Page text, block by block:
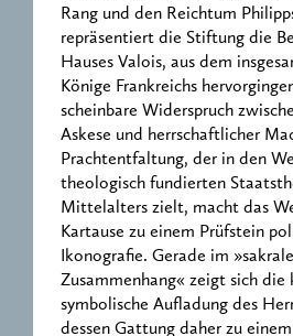
Rang und den Reichtum
repräsentiert die Stiftung die
Hauses Valois, aus dem
Könige Frankreichs
scheinbare Widerspruch
Askese und herrschaftlicher
Prachtentfaltung, der in den
theologisch fundierten
Mittelalters zielt, macht das
Kartause zu einem Prüfstein
Ikonografie. Gerade im
Zusammenhang« zeigt sich die
symbolische Aufladung des
dessen Gattung daher zu